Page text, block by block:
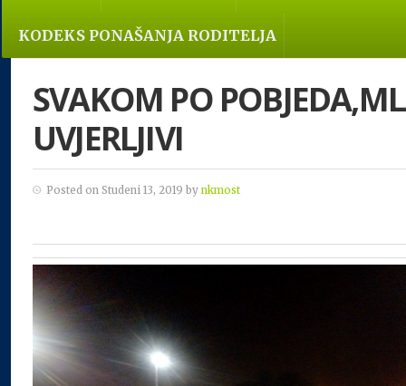
KODEKS PONAŠANJA RODITELJA
SVAKOM PO
UVJERLJIVI
Posted on Studeni 13, 2019 by nkmost